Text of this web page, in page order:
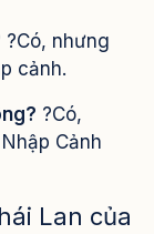
?Có, nhưng
cảnh.
?Có,
Cảnh
Lan của